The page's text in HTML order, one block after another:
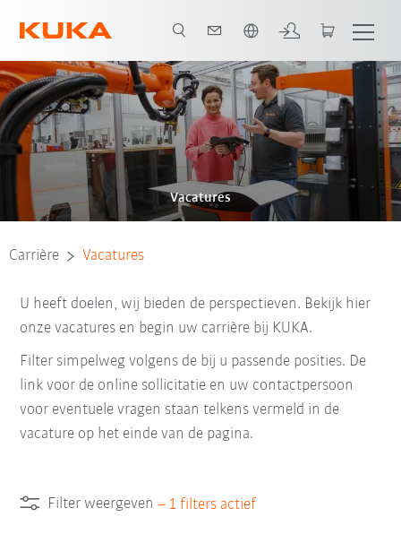
Vacatures
Carrière Vacatures
U heeft doelen, wij bieden de perspectieven. Bekijk hier
onze vacatures en begin uw carrière bij KUKA.
Filter simpelweg volgens de bij u passende posities. De
link voor de online sollicitatie en uw contactpersoon
voor eventuele vragen staan telkens vermeld in de
vacature op het einde van de pagina.
Filter weergeven – 1 filters actief